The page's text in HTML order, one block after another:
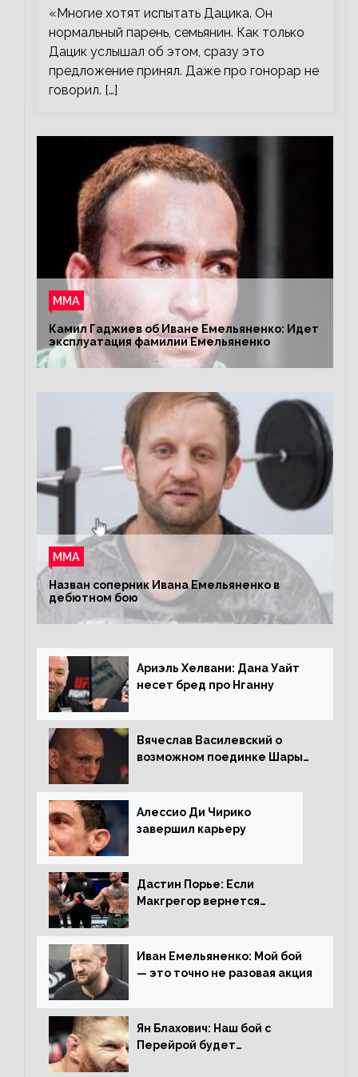
«Многие хотят испытать Дацика. Он
нормальный парень, семьянин. Как только
Дацик услышал об этом, сразу это
предложение принял. Даже про гонорар не
говорил. […]
ММА
Камил Гаджиев об Иване Емельяненко: Идет
эксплуатация фамилии Емельяненко
ММА
Назван соперник Ивана Емельяненко в
дебютном бою
Ариэль Хелвани: Дана Уайт
несет бред про Нганну
Вячеслав Василевский о
возможном поединке Шары
Копыловым
Алессио Ди Чирико
завершил карьеру
Дастин Порье: Если
Макгрегор вернется
раунда на Чендлера
Иван Емельяненко: Мой бой
— это точно не разовая акция
Ян Блахович: Наш бой с
Перейрой будет